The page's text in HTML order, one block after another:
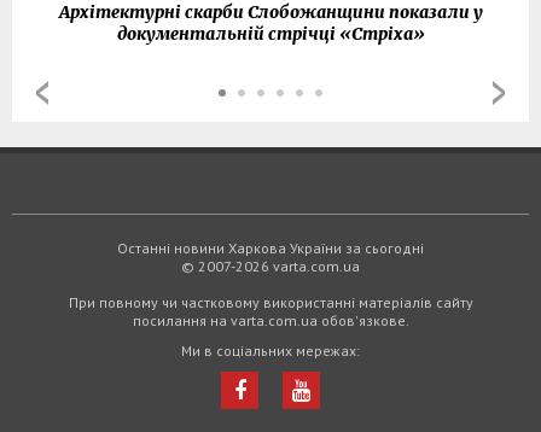
Архітектурні скарби Слобожанщини показали у
документальній стрічці «Стріха»
Останні новини Харкова України за сьогодні
© 2007-2026 varta.com.ua
При повному чи частковому використанні матеріалів сайту
посилання на varta.com.ua обов'язкове.
Ми в соціальних мережах: